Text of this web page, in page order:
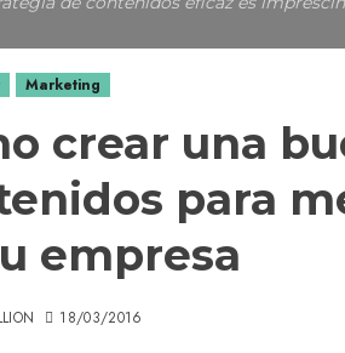
Marketing
crear una
para
empresa
18/03/2016